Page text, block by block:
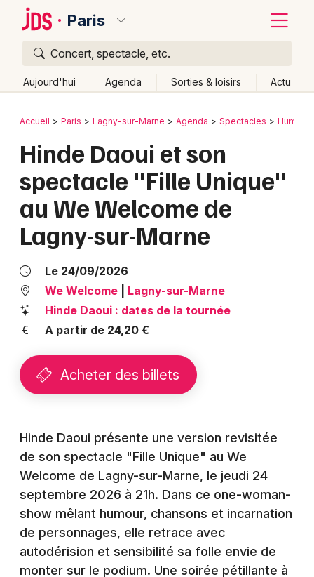
Paris
Concert, spectacle, etc.
Aujourd'hui Agenda Sorties & loisirs Actu
Publier un événement
Grands événements
Activité & Expérience
Manifestations
Foires & salons
Concerts
Soirées
Sorties famille
Expos
Sorties & loisirs
Bordeaux
Colmar
Lille
Lyon
Marseille
Mulhouse
Montpellier
Nice
Strasbourg
Toulouse
Toutes les villes
Retour
Accueil Paris Lagny-sur-Marne Agenda Spectacles Humour
Hinde Daoui et son
spectacle "Fille Unique"
au We Welcome de
Lagny-sur-Marne
Le 24/09/2026
We Welcome
Lagny-sur-Marne
Hinde Daoui : dates de la tournée
A partir de 24,20 €
Acheter des billets
Hinde Daoui présente une version revisitée
de son spectacle "Fille Unique" au We
Welcome de Lagny-sur-Marne, le jeudi 24
septembre 2026 à 21h. Dans ce one-woman-
show mêlant humour, chansons et incarnation
de personnages, elle retrace avec
autodérision et sensibilité sa folle envie de
monter sur le podium. Une soirée pétillante à
Quoi ?
Où ?
Partout
Près de moi Changer de lieu
Quand ?
Effacer les dates
Aujourd'hui
Demain Ce week-end Autre